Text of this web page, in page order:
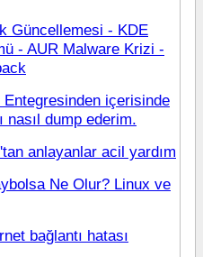
Güncellemesi - KDE
- AUR Malware Krizi -
Entegresinden içerisinde
nasıl dump ederim.
anlayanlar acil yardım
Ne Olur? Linux ve
bağlantı hatası